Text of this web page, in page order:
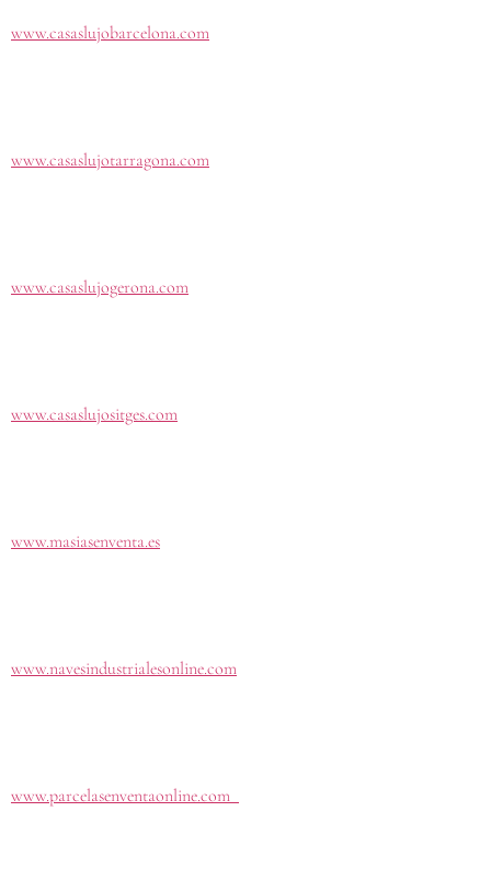
www.casaslujobarcelona.com
www.casaslujotarragona.com
www.casaslujogerona.com
www.casaslujositges.com
www.masiasenventa.es
www.navesindustrialesonline.com
www.parcelasenventaonline.com